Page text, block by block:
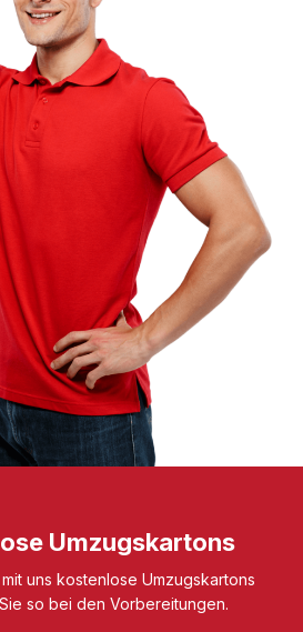
Umzugskartons
uns kostenlose Umzugskartons
so bei den Vorbereitungen.